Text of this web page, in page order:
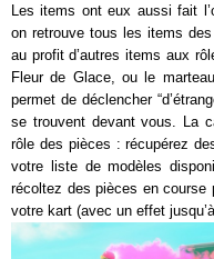
Les items ont eux aussi fait
on retrouve tous les items
au profit d’autres items aux
Fleur de Glace, ou le
permet de déclencher
se trouvent devant vous. La
rôle des pièces : récupérez
votre liste de modèles
récoltez des pièces en course
votre kart (avec un effet